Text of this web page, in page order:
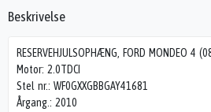
Beskrivelse
RESERVEHJULSOPHÆNG, FORD MONDEO 4
Motor: 2.0TDCI
Stel nr.: WF0GXXGBBGAY41681
Årgang.: 2010